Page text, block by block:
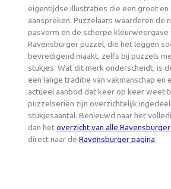
eigentijdse illustraties die een groot en
aanspreken. Puzzelaars waarderen de
pasvorm en de scherpe kleurweergave
Ravensburger puzzel, die het leggen
bevredigend maakt, zelfs bij puzzels
stukjes. Wat dit merk onderscheidt, is
een lange traditie van vakmanschap en
actueel aanbod dat keer op keer weet
puzzelseriën zijn overzichtelijk
stukjesaantal. Benieuwd naar het
dan hetoverzicht van alle
direct naar deRavensburger pagina.